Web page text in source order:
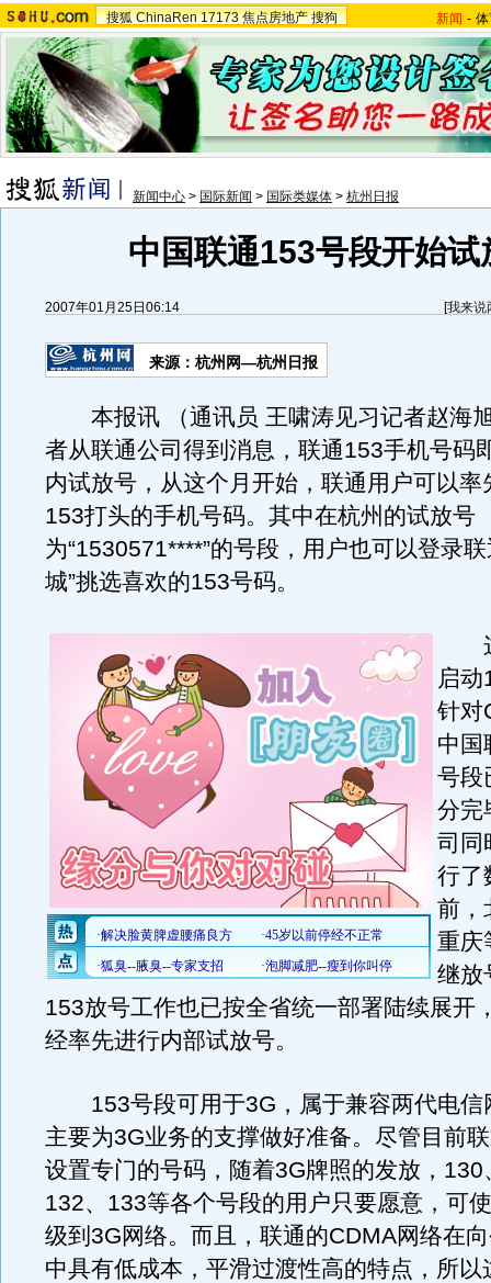
搜狐 ChinaRen 17173 焦点房地产 搜狗 新闻 -
新闻中心 > 国际新闻 > 国际类媒体 > 杭州日报
中国联通153号段开始试
2007年01月25日06:14 [我来说
来源：杭州网—杭州日报
本报讯 （通讯员 王啸涛见习记者赵海
者从联通公司得到消息，联通153手机号码
内试放号，从这个月开始，联通用户可以率
153打头的手机号码。其中在杭州的试放号
为“1530571****”的号段，用户也可以登录联
城”挑选喜欢的153号码。
这
启
针对
中国
号段
分完
司同
行了
前，
重庆
继放
153放号工作也已按全省统一部署陆续展开
经率先进行内部试放号。
153号段可用于3G，属于兼容两代电信
主要为3G业务的支撑做好准备。尽管目前
设置专门的号码，随着3G牌照的发放，130
132、133等各个号段的用户只要愿意，可
级到3G网络。而且，联通的CDMA网络在
中具有低成本，平滑过渡性高的特点，所以